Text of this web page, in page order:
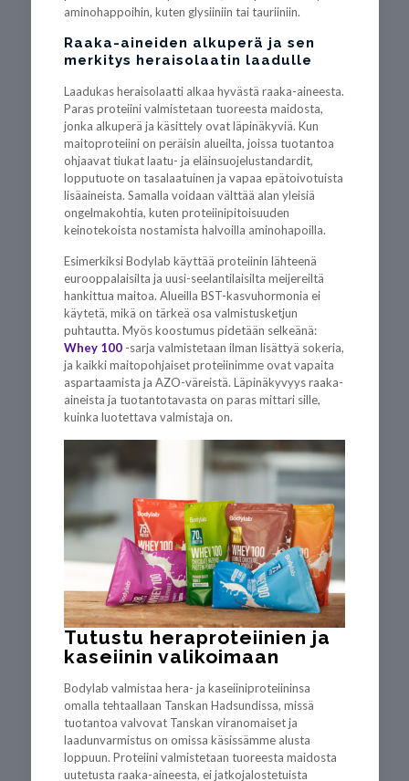
aminohappoihin, kuten glysiiniin tai tauriiniin.
Raaka-aineiden alkuperä ja sen
merkitys heraisolaatin laadulle
Laadukas heraisolaatti alkaa hyvästä raaka-aineesta.
Paras proteiini valmistetaan tuoreesta maidosta,
jonka alkuperä ja käsittely ovat läpinäkyviä. Kun
maitoproteiini on peräisin alueilta, joissa tuotantoa
ohjaavat tiukat laatu- ja eläinsuojelustandardit,
lopputuote on tasalaatuinen ja vapaa epätoivotuista
lisäaineista. Samalla voidaan välttää alan yleisiä
ongelmakohtia, kuten proteiinipitoisuuden
keinotekoista nostamista halvoilla aminohapoilla.
Esimerkiksi Bodylab käyttää proteiinin lähteenä
eurooppalaisilta ja uusi-seelantilaisilta meijereiltä
hankittua maitoa. Alueilla BST-kasvuhormonia ei
käytetä, mikä on tärkeä osa valmistusketjun
puhtautta. Myös koostumus pidetään selkeänä:
Whey 100-sarja valmistetaan ilman lisättyä sokeria,
ja kaikki maitopohjaiset proteiinimme ovat vapaita
aspartaamista ja AZO-väreistä. Läpinäkyvyys raaka-
aineista ja tuotantotavasta on paras mittari sille,
kuinka luotettava valmistaja on.
Tutustu heraproteiinien ja
kaseiinin valikoimaan
Bodylab valmistaa hera- ja kaseiiniproteiininsa
omalla tehtaallaan Tanskan Hadsundissa, missä
tuotantoa valvovat Tanskan viranomaiset ja
laadunvarmistus on omissa käsissämme alusta
loppuun. Proteiini valmistetaan tuoreesta maidosta
uutetusta raaka-aineesta, ei jatkojalostetuista